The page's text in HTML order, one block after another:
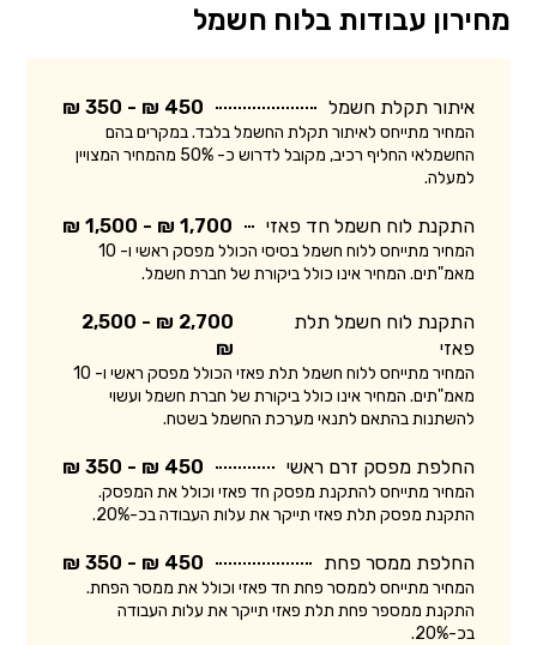
מחירון עבודות בלוח חשמל
איתור תקלת חשמל 450 ₪ - 350 ₪
המחיר מתייחס לאיתור תקלת החשמל בלבד. במקרים בהם
החשמלאי החליף רכיב, מקובל לדרוש כ- 50% מהמחיר המצויין
למעלה.
התקנת לוח חשמל חד פאזי 1,700 ₪ - 1,500 ₪
המחיר מתייחס ללוח חשמל בסיסי הכולל מפסק ראשי ו- 10
מאמ"תים. המחיר אינו כולל ביקורת של חברת חשמל.
התקנת לוח חשמל תלת
פאזי
2,700 ₪ - 2,500
₪
המחיר מתייחס ללוח חשמל תלת פאזי הכולל מפסק ראשי ו- 10
מאמ"תים. המחיר אינו כולל ביקורת של חברת חשמל ועשוי
להשתנות בהתאם לתנאי מערכת החשמל בשטח.
החלפת מפסק זרם ראשי 450 ₪ - 350 ₪
המחיר מתייחס להתקנת מפסק חד פאזי וכולל את המפסק.
התקנת מפסק תלת פאזי תייקר את עלות העבודה בכ-20%.
החלפת ממסר פחת 450 ₪ - 350 ₪
המחיר מתייחס לממסר פחת חד פאזי וכולל את ממסר הפחת.
התקנת ממספר פחת תלת פאזי תייקר את עלות העבודה
בכ-20%.